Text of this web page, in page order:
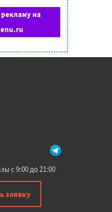
рекламу на
с 9:00 до 21:00
заявку